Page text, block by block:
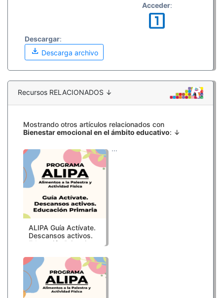
Acceder:
looks_one
Descargar:
download Descarga archivo
Recursos RELACIONADOS ↓
Mostrando otros artículos relacionados con
Bienestar emocional en el ámbito educativo: ↓
ALIPA Guía Actívate.
Descansos activos.
Educación Primaria
...